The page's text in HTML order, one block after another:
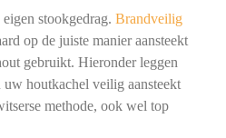
stookgedrag. Brandveilig
op de juiste manier aansteekt
gebruikt. Hieronder leggen
houtkachel veilig aansteekt
methode, ook wel top